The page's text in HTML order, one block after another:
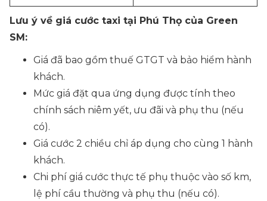
Lưu ý về giá cước taxi tại Phú Thọ của Green
SM:
Giá đã bao gồm thuế GTGT và bảo hiểm hành
khách.
Mức giá đặt qua ứng dụng được tính theo
chính sách niêm yết, ưu đãi và phụ thu (nếu
có).
Giá cước 2 chiều chỉ áp dụng cho cùng 1 hành
khách.
Chi phí giá cước thực tế phụ thuộc vào số km,
lệ phí cầu thường và phụ thu (nếu có).